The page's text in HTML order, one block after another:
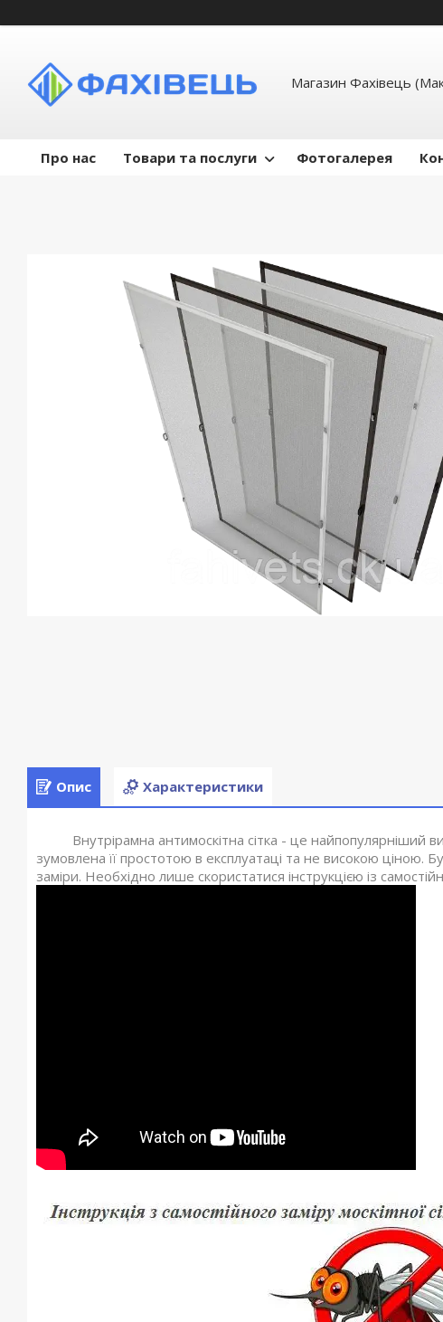
Магазин Фахівець
Про нас Товари та послуги Фотогалерея
Опис Характеристики
Внутрірамна антимоскітна сітка - це найпопулярніший вид
зумовлена її простотою в експлуатаці та не високою ціною.
заміри. Необхідно лише скористатися інструкцією із